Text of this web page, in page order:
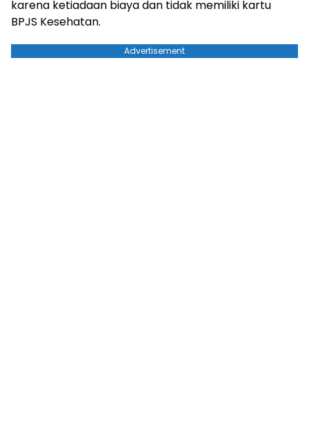
karena ketiadaan biaya dan tidak memiliki kartu
BPJS Kesehatan.
Advertisement